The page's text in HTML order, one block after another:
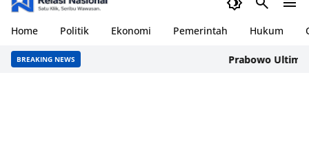
Home Politik Ekonomi Pemerintah Hukum
BREAKING NEWS Prabowo